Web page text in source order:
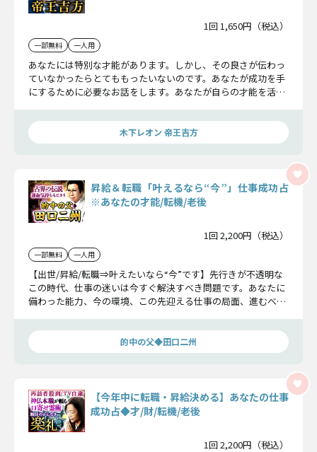
1回 1,650円（税込）
一部無料 一人用
あなたには特別な才能があります。しかし、その良さが伝わっ
ていなかったらとてももったいないのです。あなたが成功を手
にするために必要なお話をします。あなたが自らの才能を活か
ます。
木下レオン 帝王吉方
昇給＆転職「叶えるなら“今”」仕事成功占
※あなたの才能/転機/老後
1回 2,200円（税込）
一部無料 一人用
【出世/昇給/転職⇒叶えたいなら“今”です】先行きが不透明な
この時代、仕事の迷いは今すぐ解決すべき問題です。あなたに
備わった能力、今の環境、この先迎える仕事の局面、進むべき
的中の父◆田口二州
【今年中に転職・昇給決める】あなたの仕事
成功占◆才/財/転機/老後
1回 2,200円（税込）